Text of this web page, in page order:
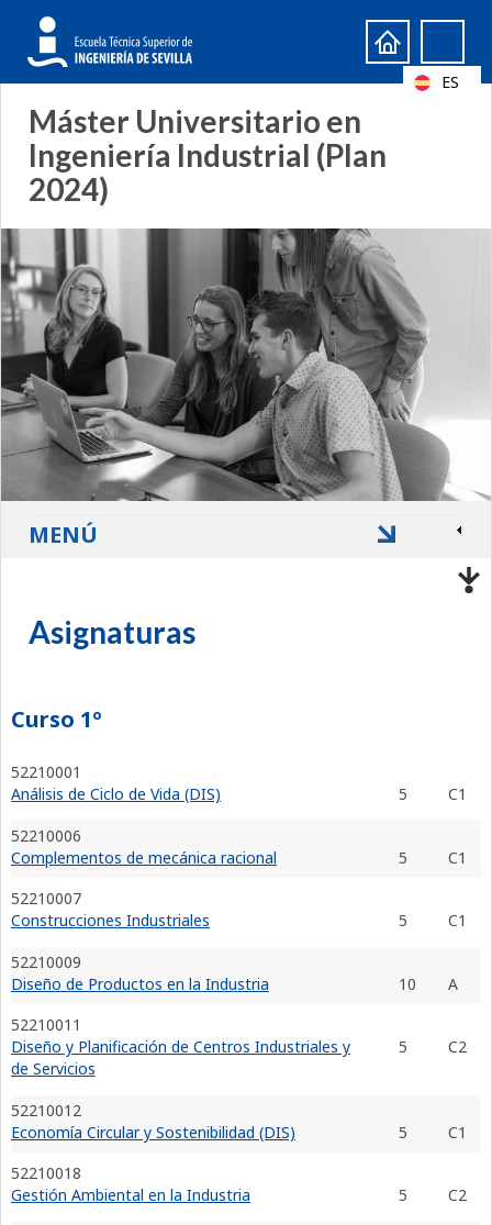
Formulario
de
búsqueda
Search
Máster Universitario en
Ingeniería Industrial (Plan
2024)
Asignaturas
Curso 1º
52210001
Análisis de Ciclo de Vida (DIS)
5
C1
52210006
Complementos de mecánica racional
5
C1
52210007
Construcciones Industriales
5
C1
52210009
Diseño de Productos en la Industria
10
A
52210011
Diseño y Planificación de Centros Industriales y
de Servicios
5 C2
52210012
Economía Circular y Sostenibilidad (DIS)
5
C1
52210018
Gestión Ambiental en la Industria
5
C2
MENÚ
ES